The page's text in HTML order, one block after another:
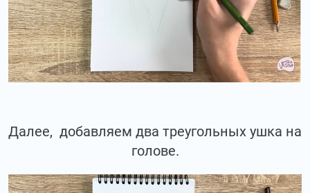
Далее, добавляем два треугольных ушка на
голове.